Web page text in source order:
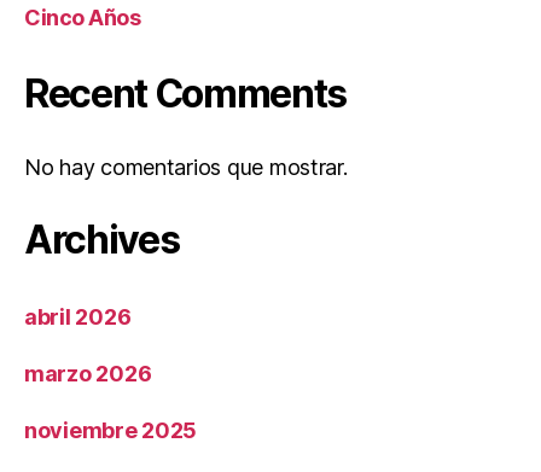
Cinco Años
Recent Comments
No hay comentarios que mostrar.
Archives
abril 2026
marzo 2026
noviembre 2025